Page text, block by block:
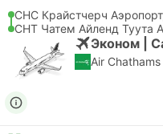
CHC Крайстчерч
CHT Чатем Айленд Туута
Эконом |
Air Chathams